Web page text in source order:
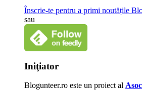
Înscrie-te pentru a primi noutățile
sau
Iniţiator
Blogunteer.ro este un proiect al